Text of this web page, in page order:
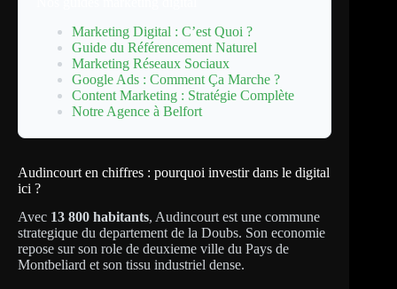
Marketing Digital : C’est Quoi ?
Guide du Référencement Naturel
Marketing Réseaux Sociaux
Google Ads : Comment Ça Marche ?
Content Marketing : Stratégie Complète
Notre Agence à Belfort
Audincourt en chiffres : pourquoi investir dans le digital
ici ?
Avec 13 800 habitants, Audincourt est une commune
strategique du departement de la Doubs. Son economie
repose sur son role de deuxieme ville du Pays de
Montbeliard et son tissu industriel dense.